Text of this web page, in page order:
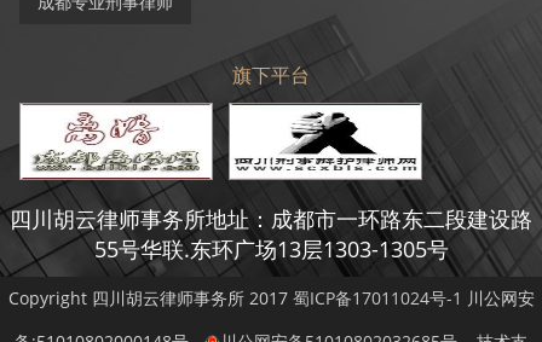
旗下平台
四川胡云律师事务所地址：成都市一环路东二段建设路
55号华联.东环广场13层1303-1305号
Copyright 四川胡云律师事务所 2017 蜀ICP备17011024号-1 川公网安